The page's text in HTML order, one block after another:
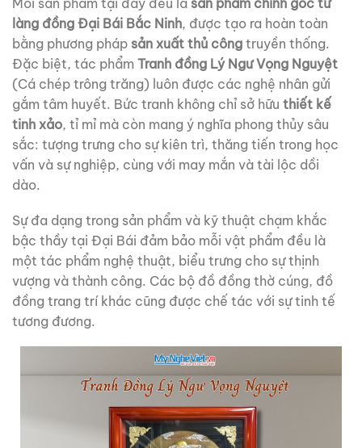
làng đồng Đại Bái Bắc Ninh, được tạo ra hoàn toàn
bằng phương pháp sản xuất thủ công truyền thống.
Đặc biệt, tác phẩm Tranh đồng Lý Ngư Vọng Nguyệt
(Cá chép trông trăng) luôn được các nghệ nhân gửi
gắm tâm huyết. Bức tranh không chỉ sở hữu thiết kế
tinh xảo, tỉ mỉ mà còn mang ý nghĩa phong thủy sâu
sắc: tượng trưng cho sự kiên trì, thăng tiến trong học
vấn và sự nghiệp, cùng với may mắn và tài lộc dồi
dào.
Sự đa dạng trong sản phẩm và kỹ thuật chạm khắc
bậc thầy tại Đại Bái đảm bảo mỗi vật phẩm đều là
một tác phẩm nghệ thuật, biểu trưng cho sự thịnh
vượng và thành công. Các bộ đồ đồng thờ cúng, đồ
đồng trang trí khác cũng được chế tác với sự tinh tế
tương đương.